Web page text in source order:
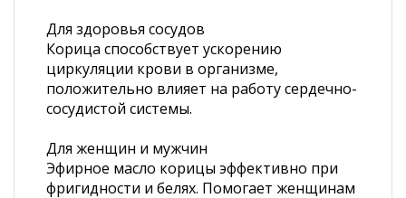
Для здоровья сосудов
Корица способствует ускорению
циркуляции крови в организме,
положительно влияет на работу сердечно-
сосудистой системы.
Для женщин и мужчин
Эфирное масло корицы эффективно при
фригидности и белях. Помогает женщинам